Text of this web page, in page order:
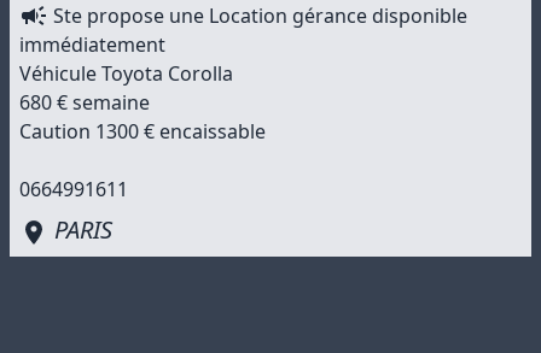
Ste propose une Location gérance disponible
immédiatement
Véhicule Toyota Corolla
680 € semaine
Caution 1300 € encaissable
PARIS